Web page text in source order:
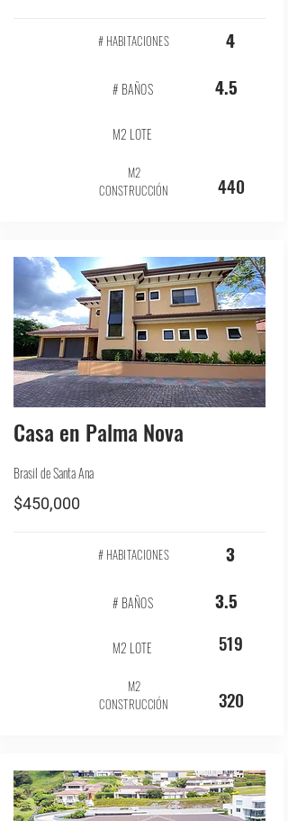
# HABITACIONES 4
# BAÑOS 4.5
M2 LOTE
M2
CONSTRUCCIÓN
440
Casa en Palma Nova
Brasil de Santa Ana
$450,000
# HABITACIONES 3
# BAÑOS 3.5
M2 LOTE 519
M2
CONSTRUCCIÓN
320